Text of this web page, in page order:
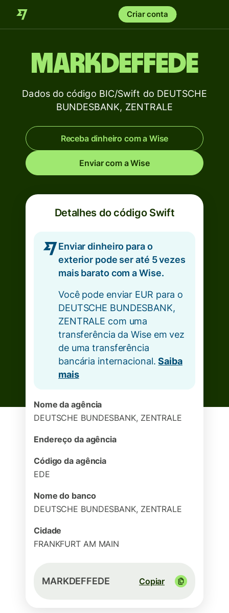
Criar conta
MARKDEFFEDE
Dados do código BIC/Swift do DEUTSCHE
BUNDESBANK, ZENTRALE
Receba dinheiro com a Wise
Enviar com a Wise
Detalhes do código Swift
Enviar dinheiro para o
exterior pode ser até 5 vezes
mais barato com a Wise.
Você pode enviar EUR para o
DEUTSCHE BUNDESBANK,
ZENTRALE com uma
transferência da Wise em vez
de uma transferência
bancária internacional.Saiba
mais
Nome da agência
DEUTSCHE BUNDESBANK, ZENTRALE
Endereço da agência
Código da agência
EDE
Nome do banco
DEUTSCHE BUNDESBANK, ZENTRALE
Cidade
FRANKFURT AM MAIN
MARKDEFFEDE Copiar